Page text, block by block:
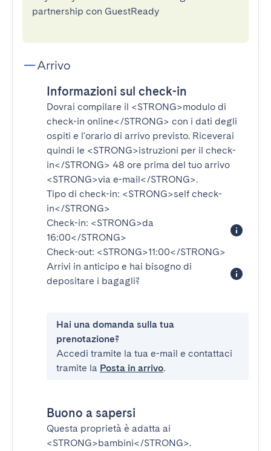
partnership con GuestReady
Arrivo
Informazioni sul check-in
Dovrai compilare il <STRONG>modulo di
check-in online</STRONG> con i dati degli
ospiti e l'orario di arrivo previsto. Riceverai
quindi le <STRONG>istruzioni per il check-
in</STRONG> 48 ore prima del tuo arrivo
<STRONG>via e-mail</STRONG>.
Tipo di check-in: <STRONG>self check-
in</STRONG>
Check-in: <STRONG>da
16:00</STRONG>
Check-out: <STRONG>11:00</STRONG>
Arrivi in anticipo e hai bisogno di
depositare i bagagli?
Hai una domanda sulla tua
prenotazione?
Accedi tramite la tua e-mail e contattaci
tramite la Posta in arrivo.
Buono a sapersi
Questa proprietà è adatta ai
<STRONG>bambini</STRONG>.